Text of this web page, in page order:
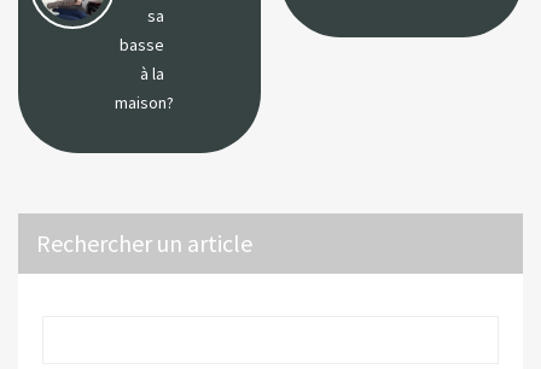
sa
basse
à la
maison?
Rechercher un article